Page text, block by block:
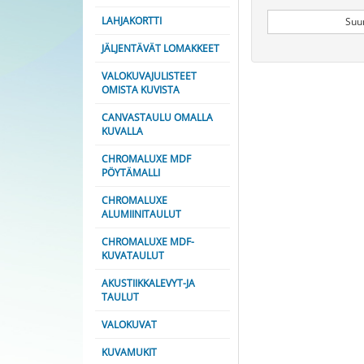
LAHJAKORTTI
JÄLJENTÄVÄT LOMAKKEET
VALOKUVAJULISTEET
OMISTA KUVISTA
CANVASTAULU OMALLA
KUVALLA
CHROMALUXE MDF
PÖYTÄMALLI
CHROMALUXE
ALUMIINITAULUT
CHROMALUXE MDF-
KUVATAULUT
AKUSTIIKKALEVYT-JA
TAULUT
VALOKUVAT
KUVAMUKIT